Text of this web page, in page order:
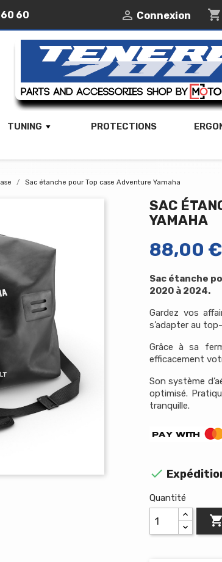
60  Connexion shopping_cart
TUNING PROTECTIONS
Sac étanche pour Top case Adventure Yamaha
SAC
YAMAHA
88,00 €
Sac étanche
2020 à 2024.
Gardez vos
s’adapter au
Grâce à sa
efficacement
Son système
optimisé.
tranquille.

Quantité
